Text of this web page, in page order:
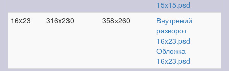
15x15.psd
16x23
316x230 358х260
Внутрений
разворот
16x23.psd
Обложка
16x23.psd